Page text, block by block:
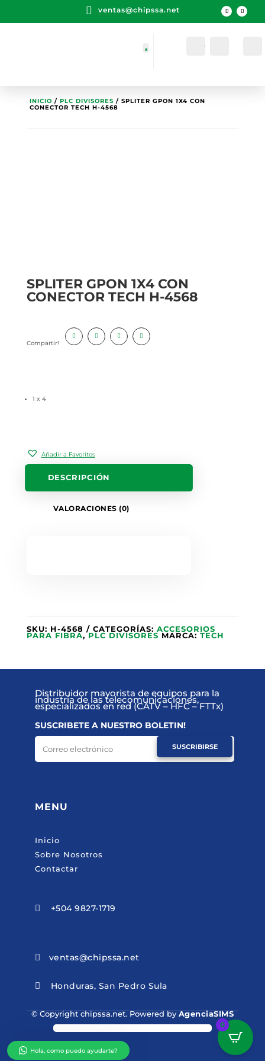
 ventas@chipssa.net
Cuenta
INICIO / PLC DIVISORES / SPLITER GPON 1X4 CON
CONECTOR TECH H-4568
SPLITER GPON 1X4 CON
CONECTOR TECH H-4568
Compartir!
1 x 4
Añadir a Favoritos
DESCRIPCIÓN
VALORACIONES (0)
SKU: H-4568 CATEGORÍAS: ACCESORIOS
PARA FIBRA,PLC DIVISORES MARCA: TECH
Distribuidor mayorista de equipos para la
industria de las telecomunicaciones,
especializados en red (CATV – HFC – FTTx)
SUSCRIBETE A NUESTRO BOLETIN!
SUSCRIBIRSE
MENU
Inicio
Sobre Nosotros
Contactar
 +504 9827-1719
 ventas@chipssa.net
 Honduras, San Pedro Sula
© Copyright chipssa.net. Powered byAgenciaSIMS
Hola, como puedo ayudarte?
0